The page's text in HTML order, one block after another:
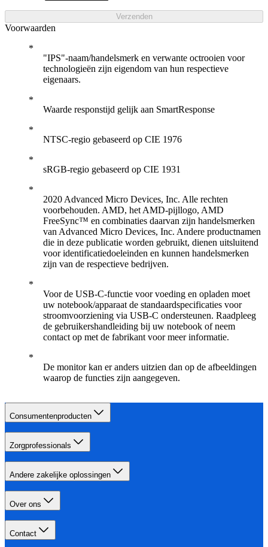
Verzenden
Voorwaarden
"IPS"-naam/handelsmerk en verwante octrooien voor
technologieën zijn eigendom van hun respectieve
eigenaars.
Waarde responstijd gelijk aan SmartResponse
NTSC-regio gebaseerd op CIE 1976
sRGB-regio gebaseerd op CIE 1931
2020 Advanced Micro Devices, Inc. Alle rechten
voorbehouden. AMD, het AMD-pijllogo, AMD
FreeSync™ en combinaties daarvan zijn handelsmerken
van Advanced Micro Devices, Inc. Andere productnamen
die in deze publicatie worden gebruikt, dienen uitsluitend
voor identificatiedoeleinden en kunnen handelsmerken
zijn van de respectieve bedrijven.
Voor de USB-C-functie voor voeding en opladen moet
uw notebook/apparaat de standaardspecificaties voor
stroomvoorziening via USB-C ondersteunen. Raadpleeg
de gebruikershandleiding bij uw notebook of neem
contact op met de fabrikant voor meer informatie.
De monitor kan er anders uitzien dan op de afbeeldingen
waarop de functies zijn aangegeven.
Consumentenproducten
Zorgprofessionals
Andere zakelijke oplossingen
Over ons
Contact